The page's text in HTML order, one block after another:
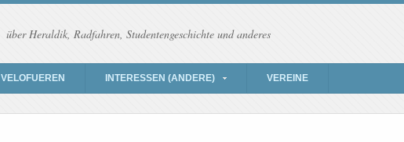
über Heraldik, Radfahren, Studentengeschichte und anderes
VELOFUEREN INTERESSEN (ANDERE) VEREINE